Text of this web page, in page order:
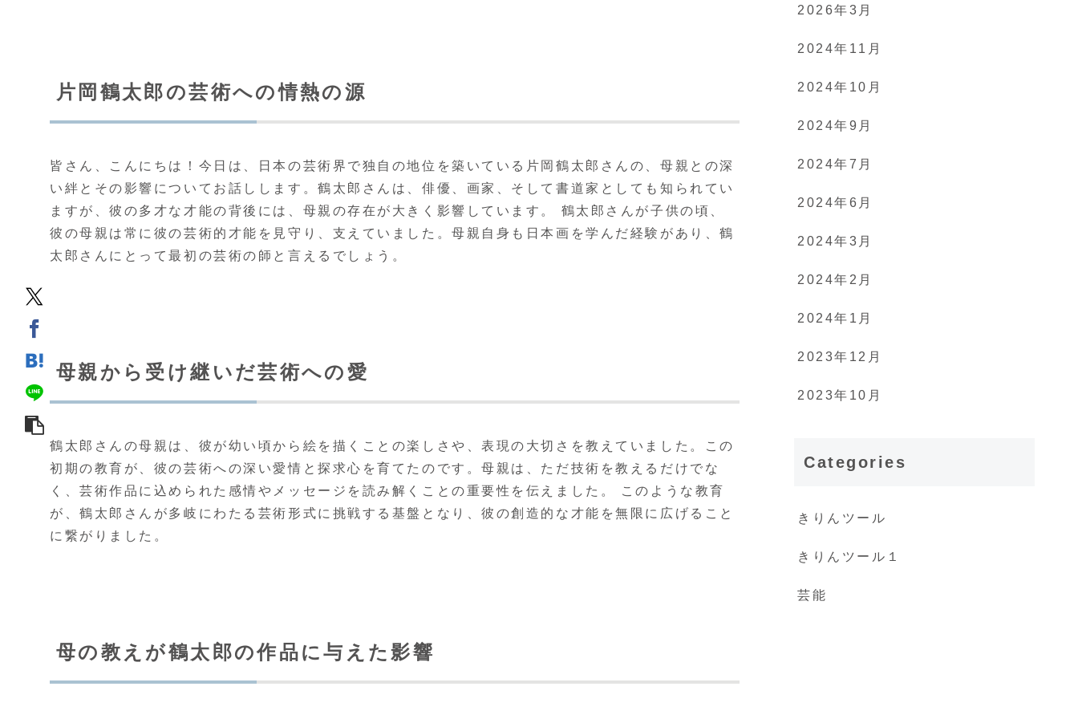
片岡鶴太郎の芸術への情熱の源
皆さん、こんにちは！今日は、日本の芸術界で独自の地位を築いている片岡鶴太郎さんの、母親との深
い絆とその影響についてお話しします。鶴太郎さんは、俳優、画家、そして書道家としても知られてい
ますが、彼の多才な才能の背後には、母親の存在が大きく影響しています。 鶴太郎さんが子供の頃、
彼の母親は常に彼の芸術的才能を見守り、支えていました。母親自身も日本画を学んだ経験があり、鶴
太郎さんにとって最初の芸術の師と言えるでしょう。
母親から受け継いだ芸術への愛
鶴太郎さんの母親は、彼が幼い頃から絵を描くことの楽しさや、表現の大切さを教えていました。この
初期の教育が、彼の芸術への深い愛情と探求心を育てたのです。母親は、ただ技術を教えるだけでな
く、芸術作品に込められた感情やメッセージを読み解くことの重要性を伝えました。 このような教育
が、鶴太郎さんが多岐にわたる芸術形式に挑戦する基盤となり、彼の創造的な才能を無限に広げること
に繋がりました。
母の教えが鶴太郎の作品に与えた影響
2026年3月
2024年11月
2024年10月
2024年9月
2024年7月
2024年6月
2024年3月
2024年2月
2024年1月
2023年12月
2023年10月
Categories
きりんツール
きりんツール１
芸能